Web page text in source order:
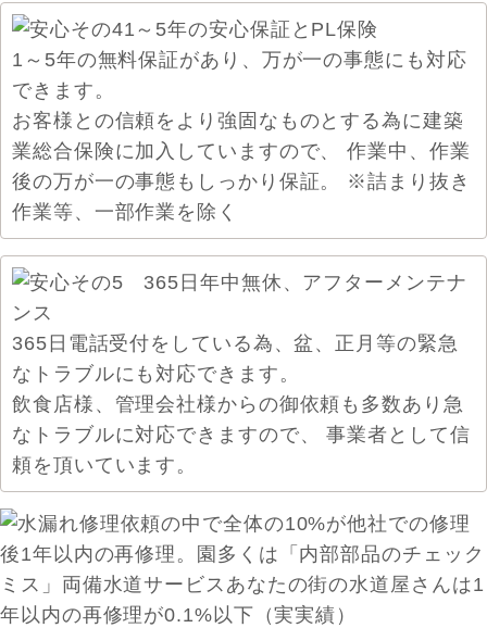
1～5年の無料保証があり、万が一の事態にも対応
できます。
お客様との信頼をより強固なものとする為に建築
業総合保険に加入していますので、 作業中、作業
後の万が一の事態もしっかり保証。 ※詰まり抜き
作業等、一部作業を除く
365日電話受付をしている為、盆、正月等の緊急
なトラブルにも対応できます。
飲食店様、管理会社様からの御依頼も多数あり急
なトラブルに対応できますので、 事業者として信
頼を頂いています。